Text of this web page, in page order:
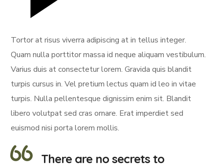
Tortor at risus viverra adipiscing at in tellus integer.
Quam nulla porttitor massa id neque aliquam vestibulum.
Varius duis at consectetur lorem. Gravida quis blandit
turpis cursus in. Vel pretium lectus quam id leo in vitae
turpis. Nulla pellentesque dignissim enim sit. Blandit
libero volutpat sed cras ornare. Erat imperdiet sed
euismod nisi porta lorem mollis.
There are no secrets to